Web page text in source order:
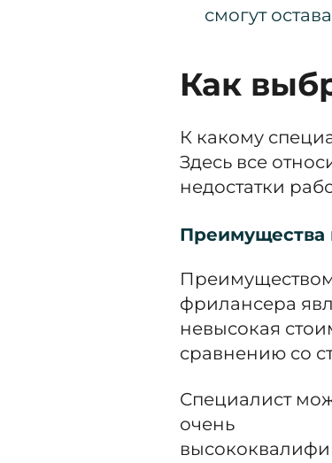
смогут
Как
К какому
Здесь все
недостатки
Преимущества
фрилансера
невысокая
сравнению со
Специалист
очень